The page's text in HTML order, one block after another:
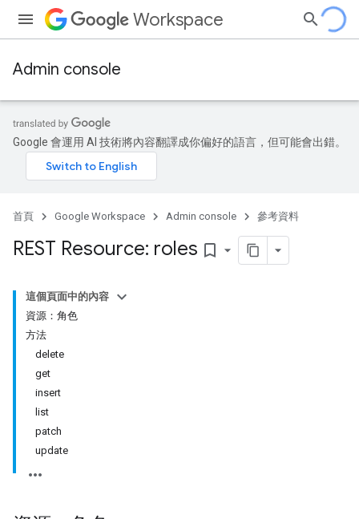
Workspace
Admin console
Google 會運用 AI 技術將內容翻譯成你偏好的語言，但可能會出錯。
首頁 Google Workspace Admin console 參考資料
REST Resource: roles bookmark_border
這個頁面中的內容
資源：角色
方法
delete
get
insert
list
patch
update